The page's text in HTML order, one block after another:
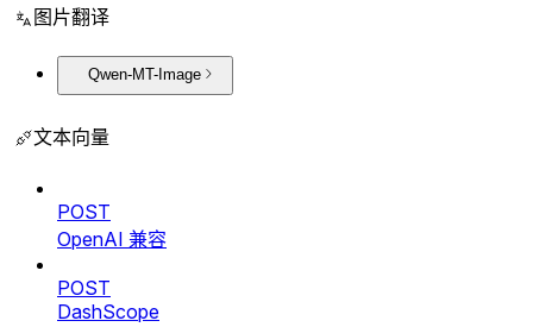
图片翻译
Qwen-MT-Image
文本向量
POST
OpenAI 兼容
POST
DashScope